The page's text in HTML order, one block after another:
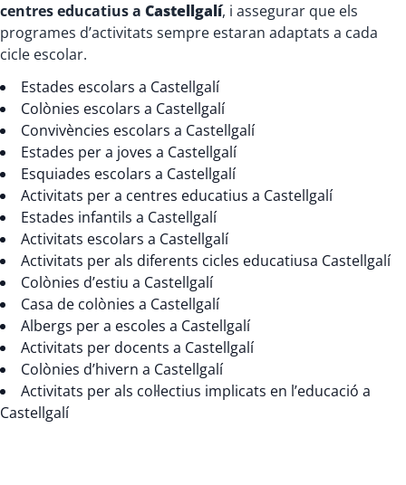
centres educatius a Castellgalí, i assegurar que els
programes d’activitats sempre estaran adaptats a cada
cicle escolar.
Estades escolars a Castellgalí
Colònies escolars a Castellgalí
Convivències escolars a Castellgalí
Estades per a joves a Castellgalí
Esquiades escolars a Castellgalí
Activitats per a centres educatius a Castellgalí
Estades infantils a Castellgalí
Activitats escolars a Castellgalí
Activitats per als diferents cicles educatiusa Castellgalí
Colònies d’estiu a Castellgalí
Casa de colònies a Castellgalí
Albergs per a escoles a Castellgalí
Activitats per docents a Castellgalí
Colònies d’hivern a Castellgalí
Activitats per als col·lectius implicats en l’educació a
Castellgalí